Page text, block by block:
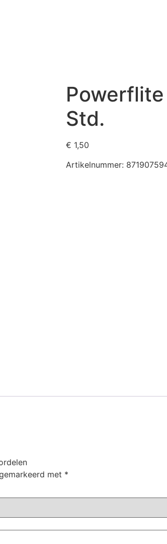
Std.
€ 1,50
Artikelnummer:
met *